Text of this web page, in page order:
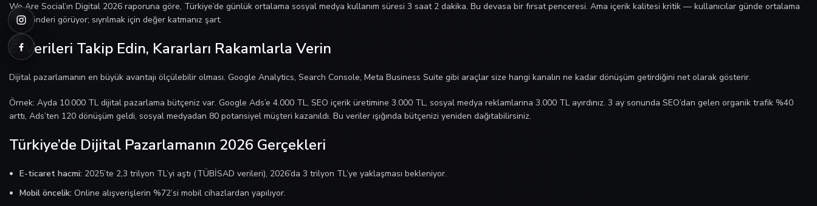
We Are Social’ın Digital 2026 raporuna göre, Türkiye’de günlük ortalama sosyal medya kullanım süresi 3 saat 2 dakika. Bu devasa bir fırsat penceresi. Ama içerik kalitesi kritik — kullanıcılar günde ortalama
250 gönderi görüyor; sıyrılmak için değer katmanız şart.
6. Verileri Takip Edin, Kararları Rakamlarla Verin
Dijital pazarlamanın en büyük avantajı ölçülebilir olması. Google Analytics, Search Console, Meta Business Suite gibi araçlar size hangi kanalın ne kadar dönüşüm getirdiğini net olarak gösterir.
Örnek: Ayda 10.000 TL dijital pazarlama bütçeniz var. Google Ads’e 4.000 TL, SEO içerik üretimine 3.000 TL, sosyal medya reklamlarına 3.000 TL ayırdınız. 3 ay sonunda SEO’dan gelen organik trafik %40
arttı, Ads’ten 120 dönüşüm geldi, sosyal medyadan 80 potansiyel müşteri kazanıldı. Bu veriler ışığında bütçenizi yeniden dağıtabilirsiniz.
Türkiye’de Dijital Pazarlamanın 2026 Gerçekleri
E-ticaret hacmi: 2025’te 2,3 trilyon TL’yi aştı (TÜBİSAD verileri), 2026’da 3 trilyon TL’ye yaklaşması bekleniyor.
Mobil öncelik: Online alışverişlerin %72’si mobil cihazlardan yapılıyor.